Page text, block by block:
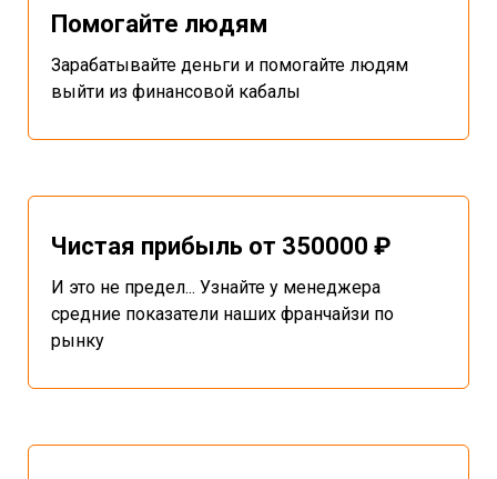
Помогайте людям
Зарабатывайте деньги и помогайте людям
выйти из финансовой кабалы
Чистая прибыль от 350000 ₽
И это не предел... Узнайте у менеджера
средние показатели наших франчайзи по
рынку